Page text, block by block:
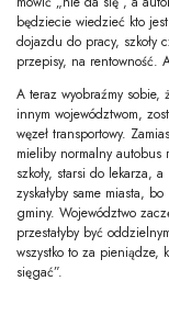
będziecie wiedzieć kto
dojazdu do pracy, szkoły
przepisy, na rentowność.
A teraz wyobraźmy sobie,
innym województwom,
węzeł transportowy.
mieliby normalny
szkoły, starsi do lekarza,
zyskałyby same miasta,
gminy. Województwo
przestałyby być
wszystko to za pieniądze,
sięgać”.